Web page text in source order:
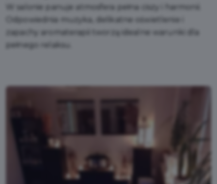
W salonie panuje atmosfera pełna ciszy i harmonii.
Odpowiednia muzyka, delikatne oświetlenie i
zapachy aromaterapii tworzą idealne warunki dla
pełnego relaksu.